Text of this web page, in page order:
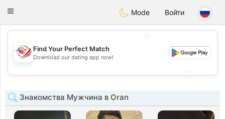
Dating
Toggle
Mode Войти
💕
Find Your Perfect Match
Download our dating app now!
Знакомства Мужчина в Oran